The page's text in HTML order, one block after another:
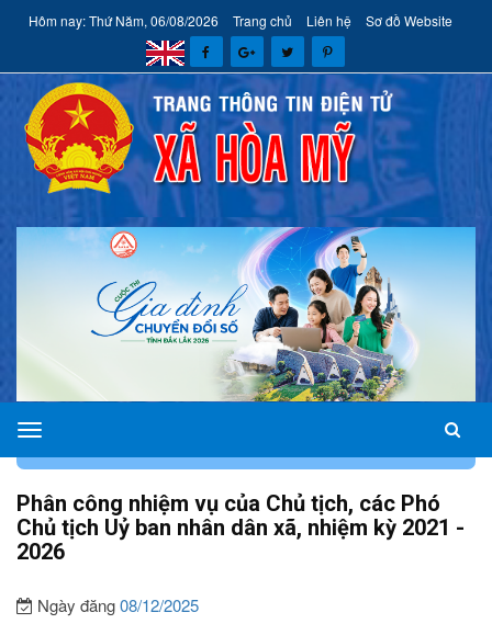
Hôm nay: Thứ Năm, 06/08/2026 Trang chủ Liên hệ Sơ đồ Website
xã
Hòa
Mỹ
Phân công nhiệm vụ của Chủ tịch, các Phó
Chủ tịch Uỷ ban nhân dân xã, nhiệm kỳ 2021 -
2026
Ngày đăng08/12/2025